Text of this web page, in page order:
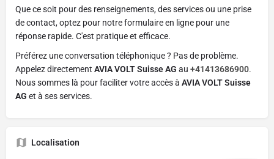
Que ce soit pour des renseignements, des services ou une prise
de contact, optez pour notre formulaire en ligne pour une
réponse rapide. C'est pratique et efficace.
Préférez une conversation téléphonique ? Pas de problème.
Appelez directement AVIA VOLT Suisse AG au +41413686900.
Nous sommes là pour faciliter votre accès à AVIA VOLT Suisse
AG et à ses services.
Localisation